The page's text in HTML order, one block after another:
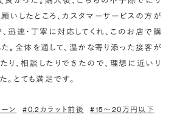
いしたところ、カスタマーサービスの方が
迅速・丁寧に対応してくれ、このお店で購
。全体を通して、温かな寄り添った接客が
り、相談したりできたので、理想に近いリ
。とても満足です。
ン #0.2カラット前後 #15〜20万円以下